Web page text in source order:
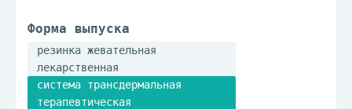
Форма выпуска
резинка жевательная
лекарственная
система трансдермальная
терапевтическая